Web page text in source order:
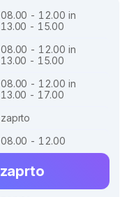
08.00 - 12.00 in
13.00 - 15.00
08.00 - 12.00 in
13.00 - 15.00
08.00 - 12.00 in
13.00 - 17.00
zaprto
08.00 - 12.00
zaprto